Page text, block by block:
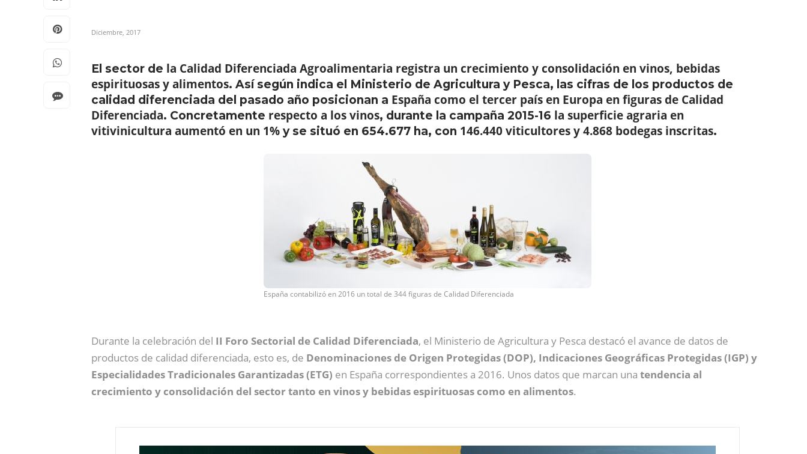
Diciembre, 2017
El sector de la Calidad Diferenciada Agroalimentaria registra un crecimiento y consolidación en vinos, bebidas
espirituosas y alimentos. Así según indica el Ministerio de Agricultura y Pesca, las cifras de los productos de
calidad diferenciada del pasado año posicionan a España como el tercer país en Europa en figuras de Calidad
Diferenciada. Concretamente respecto a los vinos, durante la campaña 2015-16 la superficie agraria en
vitivinicultura aumentó en un 1% y se situó en 654.677 ha, con 146.440 viticultores y 4.868 bodegas inscritas.
España contabilizó en 2016 un total de 344 figuras de Calidad Diferenciada
Durante la celebración del II Foro Sectorial de Calidad Diferenciada, el Ministerio de Agricultura y Pesca destacó el avance de datos de
productos de calidad diferenciada, esto es, de Denominaciones de Origen Protegidas (DOP), Indicaciones Geográficas Protegidas (IGP) y
Especialidades Tradicionales Garantizadas (ETG) en España correspondientes a 2016. Unos datos que marcan una tendencia al
crecimiento y consolidación del sector tanto en vinos y bebidas espirituosas como en alimentos.